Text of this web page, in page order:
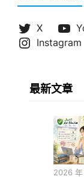
X
Instagram
最新文章
2026